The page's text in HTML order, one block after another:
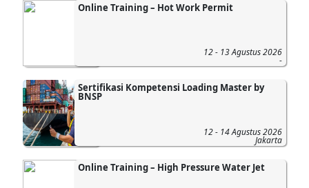
Online Training – Hot Work Permit
12 - 13 Agustus 2026
-
Sertifikasi Kompetensi Loading Master by
BNSP
12 - 14 Agustus 2026
Jakarta
Online Training – High Pressure Water Jet